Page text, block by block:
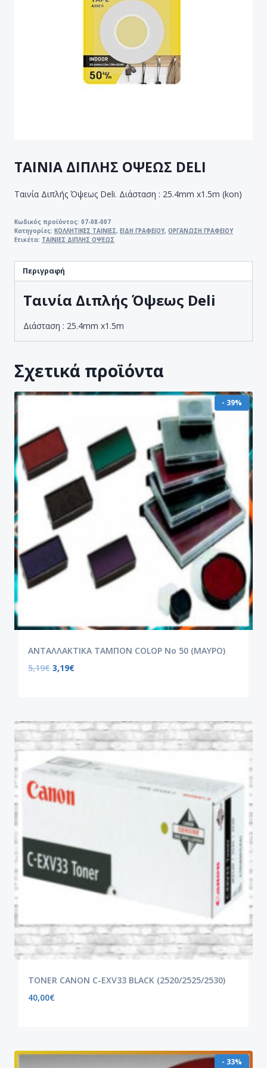
ΤΑΙΝΙΑ ΔΙΠΛΗΣ ΟΨΕΩΣ DELI
Ταινία Διπλής Όψεως Deli. Διάσταση : 25.4mm x1.5m (kon)
Κωδικός προϊόντος: 07-08-007
Κατηγορίες: ΚΟΛΛΗΤΙΚΕΣ ΤΑΙΝΙΕΣ, ΕΙΔΗ ΓΡΑΦΕΙΟΥ, ΟΡΓΑΝΩΣΗ ΓΡΑΦΕΙΟΥ
Ετικέτα: ΤΑΙΝΙΕΣ ΔΙΠΛΗΣ ΟΨΕΩΣ
Περιγραφή
Ταινία Διπλής Όψεως Deli
Διάσταση : 25.4mm x1.5m
Σχετικά προϊόντα
- 39%
ΑΝΤΑΛΛΑΚΤΙΚΑ ΤΑΜΠΟΝ COLOP Νο 50 (ΜΑΥΡΟ)
5,19€ 3,19€
TONER CANON C-EXV33 BLACK (2520/2525/2530)
40,00€
- 33%